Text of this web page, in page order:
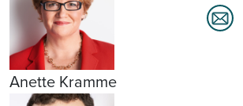
Anette Kramme